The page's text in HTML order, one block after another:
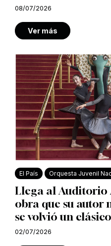
08/07/2026
Ver más
El País Orquesta Juvenil
Llega al Auditorio
obra que su autor
se volvió un
02/07/2026